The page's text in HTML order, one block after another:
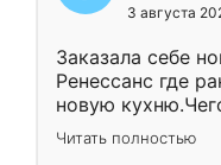
3 августа
Заказала себе
Ренессанс где
новую
вполне
два года,
Читать полностью